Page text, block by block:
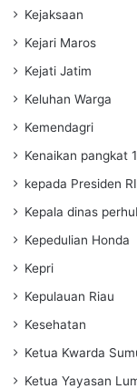
Kejaksaan
Kejari Maros
Kejati Jatim
Keluhan Warga
Kemendagri
Kenaikan pangkat
kepada Presiden RI
Kepala dinas
Kepedulian Honda
Kepri
Kepulauan Riau
Kesehatan
Ketua Kwarda
Ketua Yayasan